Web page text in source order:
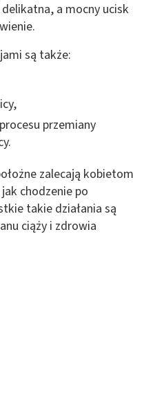
a mocny ucisk
są także:
przemiany
zalecają kobietom
chodzenie po
takie działania są
ciąży i zdrowia